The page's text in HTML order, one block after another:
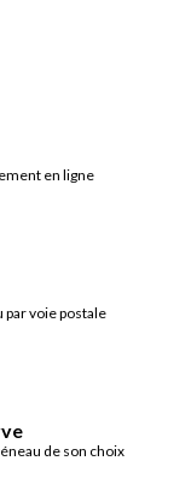
en ligne
par voie postale
de son choix